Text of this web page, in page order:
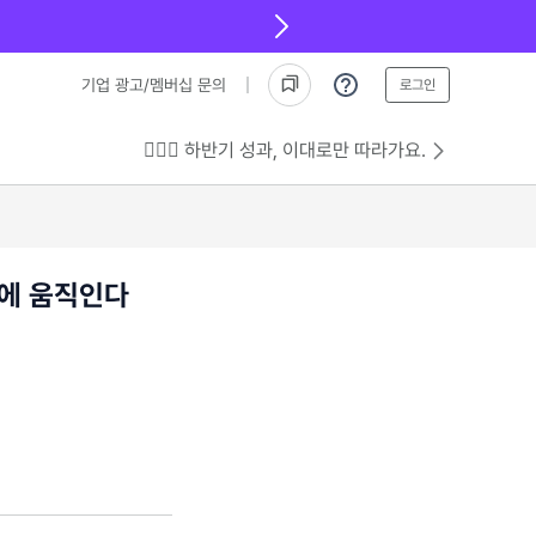
기업 광고/멤버십 문의 로그인
💁🏻‍♂️ 하반기 성과, 이대로만 따라가요.
움직인다